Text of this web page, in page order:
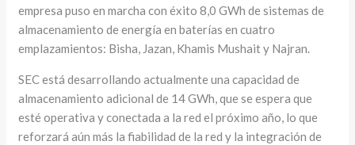
empresa puso en marcha con éxito 8,0 GWh de sistemas de
almacenamiento de energía en baterías en cuatro
emplazamientos: Bisha, Jazan, Khamis Mushait y Najran.
SEC está desarrollando actualmente una capacidad de
almacenamiento adicional de 14 GWh, que se espera que
esté operativa y conectada a la red el próximo año, lo que
reforzará aún más la fiabilidad de la red y la integración de